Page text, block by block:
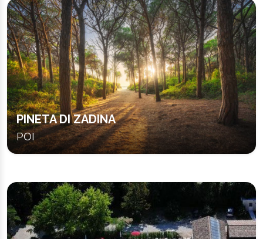
PINETA DI ZADINA
POI